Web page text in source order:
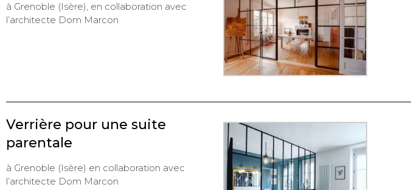
à Grenoble (Isère), en collaboration avec
l’architecte Dom Marcon
Verrière pour une suite
parentale
à Grenoble (Isère) en collaboration avec
l’architecte Dom Marcon